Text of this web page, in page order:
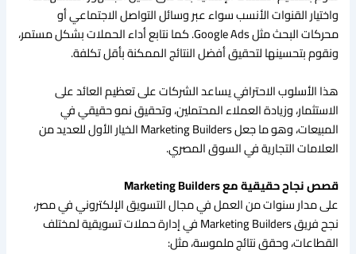
واختيار القنوات الأنسب سواء عبر وسائل التواصل الاجتماعي أو
محركات البحث مثل Google Ads. كما نتابع أداء الحملات بشكل مستمر،
ونقوم بتحسينها لتحقيق أفضل النتائج الممكنة بأقل تكلفة.
هذا الأسلوب الاحترافي يساعد الشركات على تعظيم العائد على
الاستثمار، وزيادة العملاء المحتملين، وتحقيق نمو حقيقي في
المبيعات، وهو ما جعل Marketing Builders الخيار الأول للعديد من
العلامات التجارية في السوق المصري.
قصص نجاح حقيقية مع Marketing Builders
على مدار سنوات من العمل في مجال التسويق الإلكتروني في مصر،
نجح فريق Marketing Builders في إدارة حملات تسويقية لمختلف
القطاعات، وحقق نتائج ملموسة، مثل: